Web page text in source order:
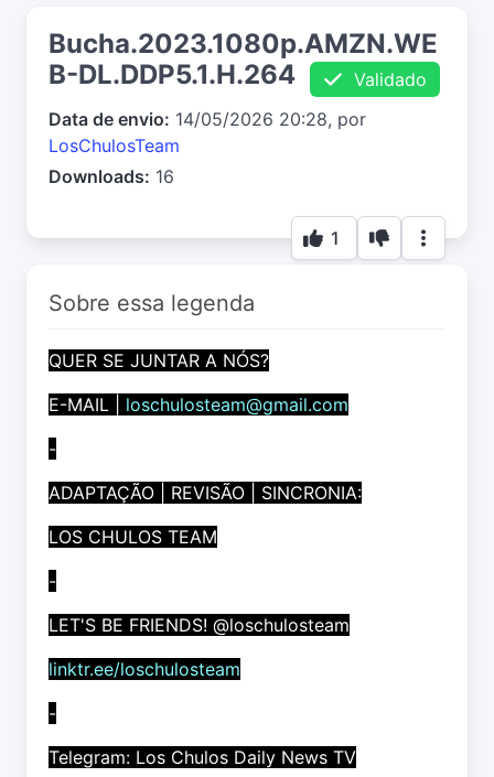
Bucha.2023.1080p.AMZN.WE
B-DL.DDP5.1.H.264
Validado
Data de envio: 14/05/2026 20:28, por
LosChulosTeam
Downloads: 16
1
Sobre essa legenda
QUER SE JUNTAR A NÓS?
E-MAIL | loschulosteam@gmail.com
-
ADAPTAÇÃO | REVISÃO | SINCRONIA:
LOS CHULOS TEAM
-
LET'S BE FRIENDS! @loschulosteam
linktr.ee/loschulosteam
-
Telegram: Los Chulos Daily News TV